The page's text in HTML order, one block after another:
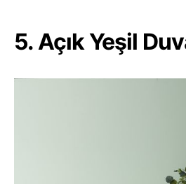
5. Açık Yeşil